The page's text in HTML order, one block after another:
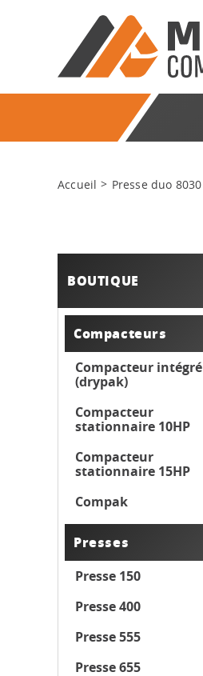
Accueil Presse duo 8030
BOUTIQUE
Compacteurs
Compacteur intégré
(drypak)
Compacteur
stationnaire 10HP
Compacteur
stationnaire 15HP
Compak
Presses
Presse 150
Presse 400
Presse 555
Presse 655